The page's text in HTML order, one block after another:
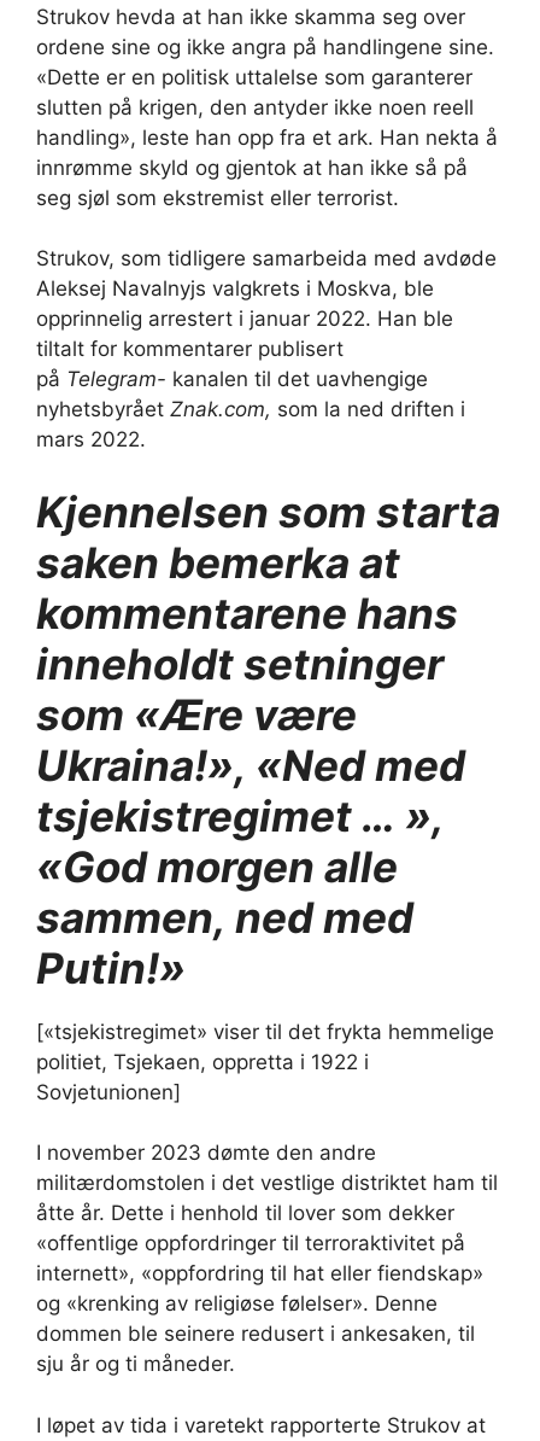
Strukov hevda at han ikke skamma seg over
ordene sine og ikke angra på handlingene sine.
«Dette er en politisk uttalelse som garanterer
slutten på krigen, den antyder ikke noen reell
handling», leste han opp fra et ark. Han nekta å
innrømme skyld og gjentok at han ikke så på
seg sjøl som ekstremist eller terrorist.
Strukov, som tidligere samarbeida med avdøde
Aleksej Navalnyjs valgkrets i Moskva, ble
opprinnelig arrestert i januar 2022. Han ble
tiltalt for kommentarer publisert
på Telegram- kanalen til det uavhengige
nyhetsbyrået Znak.com, som la ned driften i
mars 2022.
Kjennelsen som starta
saken bemerka at
kommentarene hans
inneholdt setninger
som «Ære være
Ukraina!», «Ned med
tsjekistregimet … »,
«God morgen alle
sammen, ned med
Putin!»
[«tsjekistregimet» viser til det frykta hemmelige
politiet, Tsjekaen, oppretta i 1922 i
Sovjetunionen]
I november 2023 dømte den andre
militærdomstolen i det vestlige distriktet ham til
åtte år. Dette i henhold til lover som dekker
«offentlige oppfordringer til terroraktivitet på
internett», «oppfordring til hat eller fiendskap»
og «krenking av religiøse følelser». Denne
dommen ble seinere redusert i ankesaken, til
sju år og ti måneder.
I løpet av tida i varetekt rapporterte Strukov at